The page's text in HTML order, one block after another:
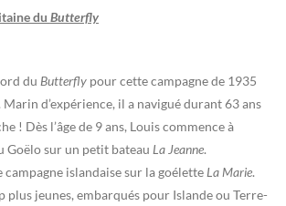
du Butterfly
du Butterfly pour cette campagne de 1935
d’expérience, il a navigué durant 63 ans
! Dès l’âge de 9 ans, Louis commence à
Goëlo sur un petit bateau La Jeanne.
islandaise sur la goélette La Marie.
plus jeunes, embarqués pour Islande ou Terre-